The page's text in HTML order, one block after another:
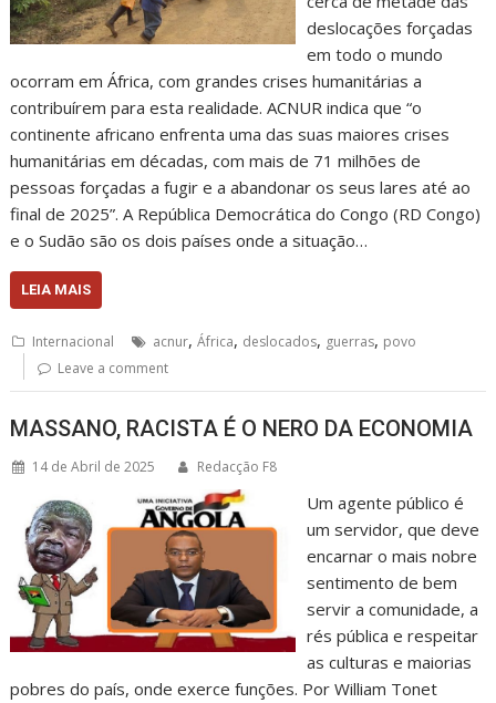
deslocações forçadas
em todo o mundo
ocorram em África, com grandes crises humanitárias a
contribuírem para esta realidade. ACNUR indica que “o
continente africano enfrenta uma das suas maiores crises
humanitárias em décadas, com mais de 71 milhões de
pessoas forçadas a fugir e a abandonar os seus lares até ao
final de 2025”. A República Democrática do Congo (RD Congo)
e o Sudão são os dois países onde a situação…
LEIA MAIS
Internacional acnur,África, deslocados, guerras, povo
Leave a comment
MASSANO, RACISTA É O NERO DA ECONOMIA
14 de Abril de 2025 Redacção F8
Um agente público é
um servidor, que deve
encarnar o mais nobre
sentimento de bem
servir a comunidade, a
rés pública e respeitar
as culturas e maiorias
pobres do país, onde exerce funções. Por William Tonet